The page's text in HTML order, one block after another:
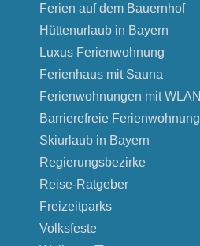
Ferien auf dem Bauernhof
Hüttenurlaub in Bayern
Luxus Ferienwohnung
Ferienhaus mit Sauna
Ferienwohnungen mit WLAN
Barrierefreie Ferienwohnung
Skiurlaub in Bayern
Regierungsbezirke
Reise-Ratgeber
Freizeitparks
Volksfeste